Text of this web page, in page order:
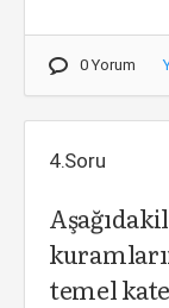
0 Yorum
4.Soru
temel